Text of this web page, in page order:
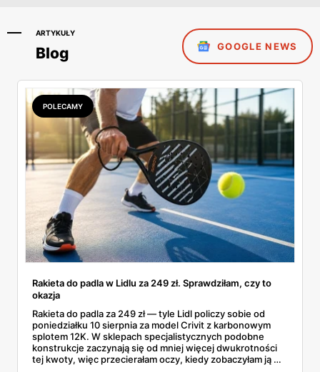
ARTYKUŁY
Blog GOOGLE NEWS
POLECAMY
Rakieta do padla w Lidlu za 249 zł. Sprawdziłam, czy to
okazja
Rakieta do padla za 249 zł — tyle Lidl policzy sobie od
poniedziałku 10 sierpnia za model Crivit z karbonowym
splotem 12K. W sklepach specjalistycznych podobne
konstrukcje zaczynają się od mniej więcej dwukrotności
tej kwoty, więc przecierałam oczy, kiedy zobaczyłam ją w